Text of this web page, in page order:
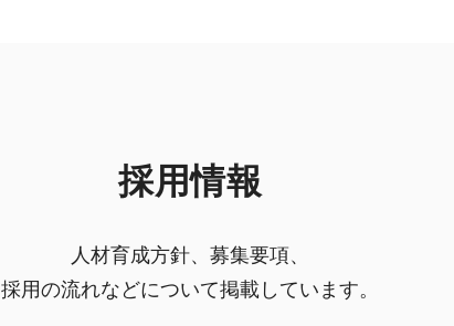
採用情報
人材育成方針、募集要項、
採用の流れなどについて掲載しています。